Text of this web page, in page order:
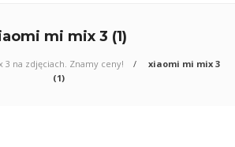
mi mix 3 (1)
3 na zdjęciach. Znamy ceny!
xiaomi mi mix 3
(1)